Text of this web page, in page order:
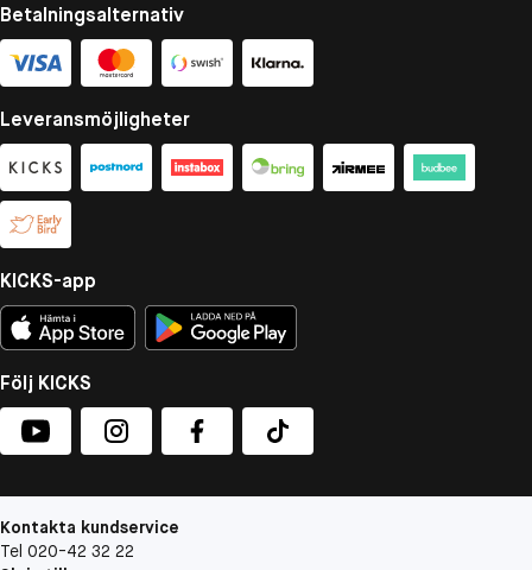
Betalningsalternativ
Leveransmöjligheter
KICKS-app
Följ KICKS
Kontakta kundservice
Tel 020-42 32 22